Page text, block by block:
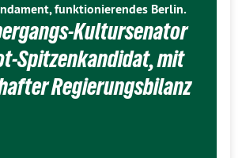
funktionierendes Berlin.
Kultursenator
Spitzenkandidat, mit
Regierungsbilanz